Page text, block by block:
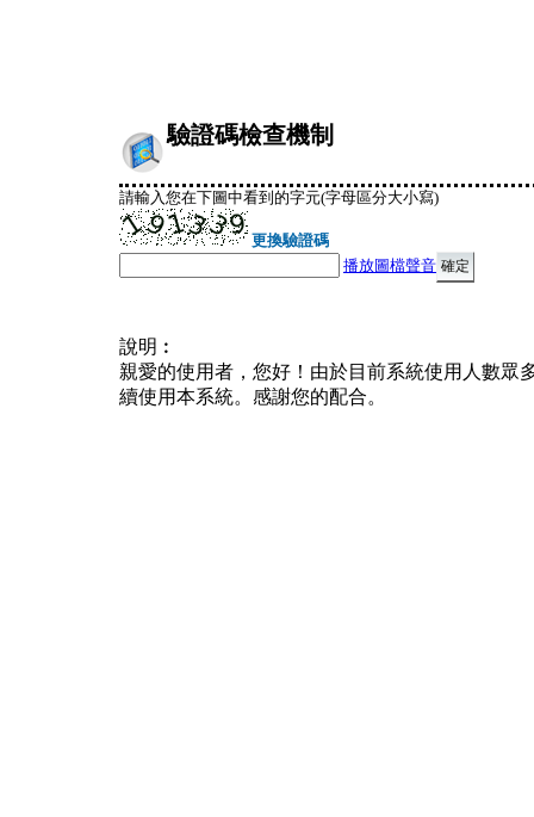
驗證碼檢查機制
請輸入您在下圖中看到的字元(字母區分大小寫)
更換驗證碼
播放圖檔聲音
說明︰
親愛的使用者，您好！由於目前系統使用人數眾
續使用本系統。感謝您的配合。